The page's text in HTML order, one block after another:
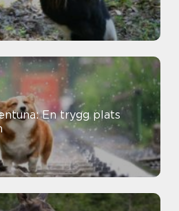
En trygg plats